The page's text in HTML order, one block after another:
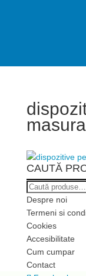
CAUTĂ
Caută
după:
Despre noi
Termeni si
Cookies
Accesibilitate
Cum cumpar
Contact